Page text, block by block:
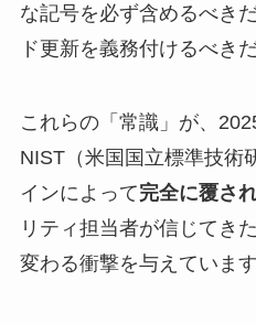
な記号を必ず含めるべき
ド更新を義務付けるべきだ
これらの「常識」が、
NIST（米国国立標準技術
インによって完全に覆さ
リティ担当者が信じてき
変わる衝撃を与えています